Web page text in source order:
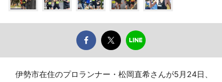
伊勢市在住のプロランナー・松岡直希さんが5月24日、